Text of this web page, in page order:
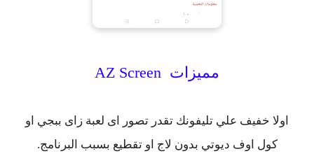
مميزات AZ Screen
اولا خفيف علي تليفونك تقدر تصور اى لعبة زاى ببجي او
كول اوف ديوتي بدون لاج او تقطيع بسبب البرنامج.